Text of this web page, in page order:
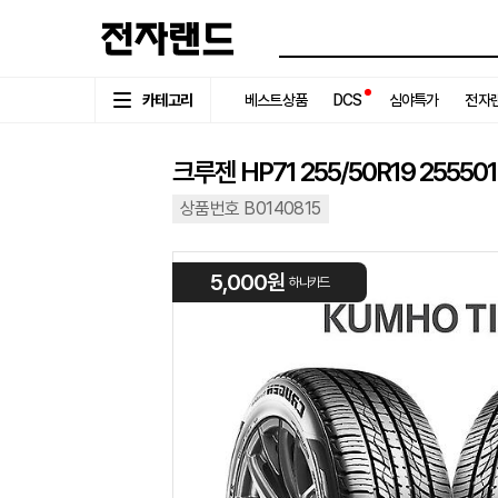
카테고리 베스트상품 DCS 심야특가 전자
크루젠 HP71 255/50R19
상품번호 B0140815
5,000원 하나카드